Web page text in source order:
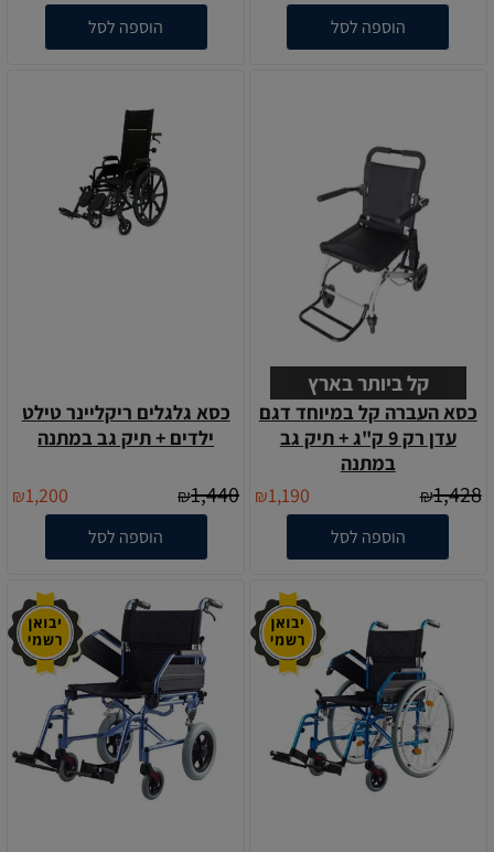
הוספה לסל הוספה לסל
קל ביותר בארץ
כסא העברה קל במיוחד דגם
עדן רק 9 ק"ג + תיק גב
במתנה
₪1,428
₪1,190
הוספה לסל
כסא גלגלים ריקליינר טילט
ילדים + תיק גב במתנה
₪1,440
₪1,200
הוספה לסל